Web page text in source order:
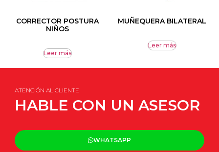
CORRECTOR POSTURA
NIÑOS
Leer más
MUÑEQUERA BILATERAL
Leer más
ATENCIÓN AL CLIENTE
HABLE CON UN ASESOR
WHATSAPP